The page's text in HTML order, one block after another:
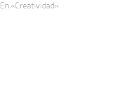
En «Creatividad»